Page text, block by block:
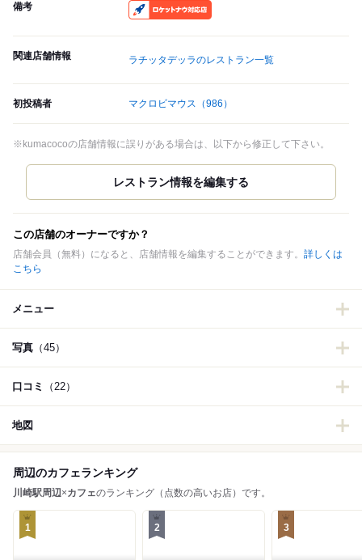
備考
関連店舗情報 ラチッタデッラのレストラン一覧
初投稿者 マクロビマウス （986）
※kumacocoの店舗情報に誤りがある場合は、以下から修正して下さい。
この店舗のオーナーですか？
店舗会員（無料）になると、店舗情報を編集することができます。 詳しくは
こちら
メニュー
写真 （45）
口コミ （22）
地図
周辺のカフェランキング
川崎駅周辺×カフェのランキング（点数の高いお店）です。
1 2 3